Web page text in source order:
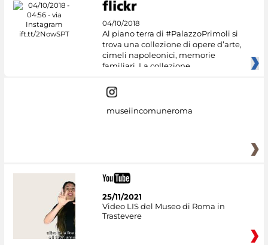
04/10/2018
Al piano terra di #PalazzoPrimoli si
trova una collezione di opere d’arte,
cimeli napoleonici, memorie
familiari. La collezione
museiincomuneroma
25/11/2021
Video LIS del Museo di Roma in
Trastevere